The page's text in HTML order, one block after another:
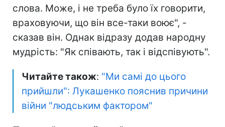
слова. Може, і не треба було їх говорити,
враховуючи, що він все-таки воює", -
сказав він. Однак відразу додав народну
мудрість: "Як співають, так і відспівують".
Читайте також: "Ми самі до цього
прийшли": Лукашенко пояснив причини
війни "людським фактором"